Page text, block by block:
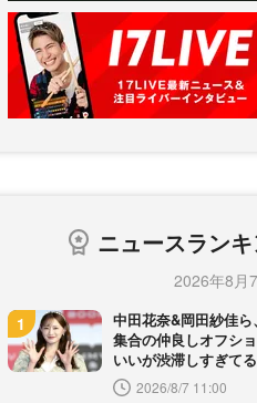
ニュースラン
2026年8月
中田花奈&岡田紗佳
集合の仲良しオフシ
いいが渋滞しすぎて
2026/8/7 11:00